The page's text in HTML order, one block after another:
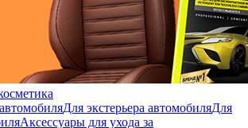
Для экстерьера автомобиляДля
Аксессуары для ухода за